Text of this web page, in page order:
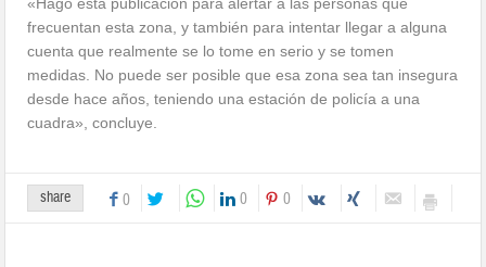
«Hago esta publicación para alertar a las personas que
frecuentan esta zona, y también para intentar llegar a alguna
cuenta que realmente se lo tome en serio y se tomen
medidas. No puede ser posible que esa zona sea tan insegura
desde hace años, teniendo una estación de policía a una
cuadra», concluye.
share 0 0 0